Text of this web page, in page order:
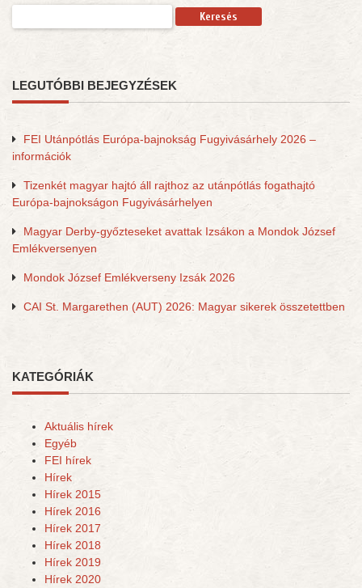
LEGUTÓBBI BEJEGYZÉSEK
FEI Utánpótlás Európa-bajnokság Fugyivásárhely 2026 –
információk
Tizenkét magyar hajtó áll rajthoz az utánpótlás fogathajtó
Európa-bajnokságon Fugyivásárhelyen
Magyar Derby-győzteseket avattak Izsákon a Mondok József
Emlékversenyen
Mondok József Emlékverseny Izsák 2026
CAI St. Margarethen (AUT) 2026: Magyar sikerek összetettben
KATEGÓRIÁK
Aktuális hírek
Egyéb
FEI hírek
Hírek
Hírek 2015
Hírek 2016
Hírek 2017
Hírek 2018
Hírek 2019
Hírek 2020